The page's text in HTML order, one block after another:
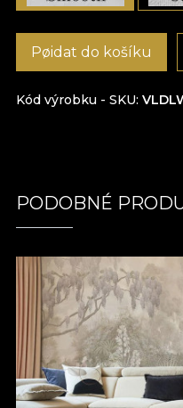
Kód výrobku - SKU
Pøidat do košíku
PODOBNÉ